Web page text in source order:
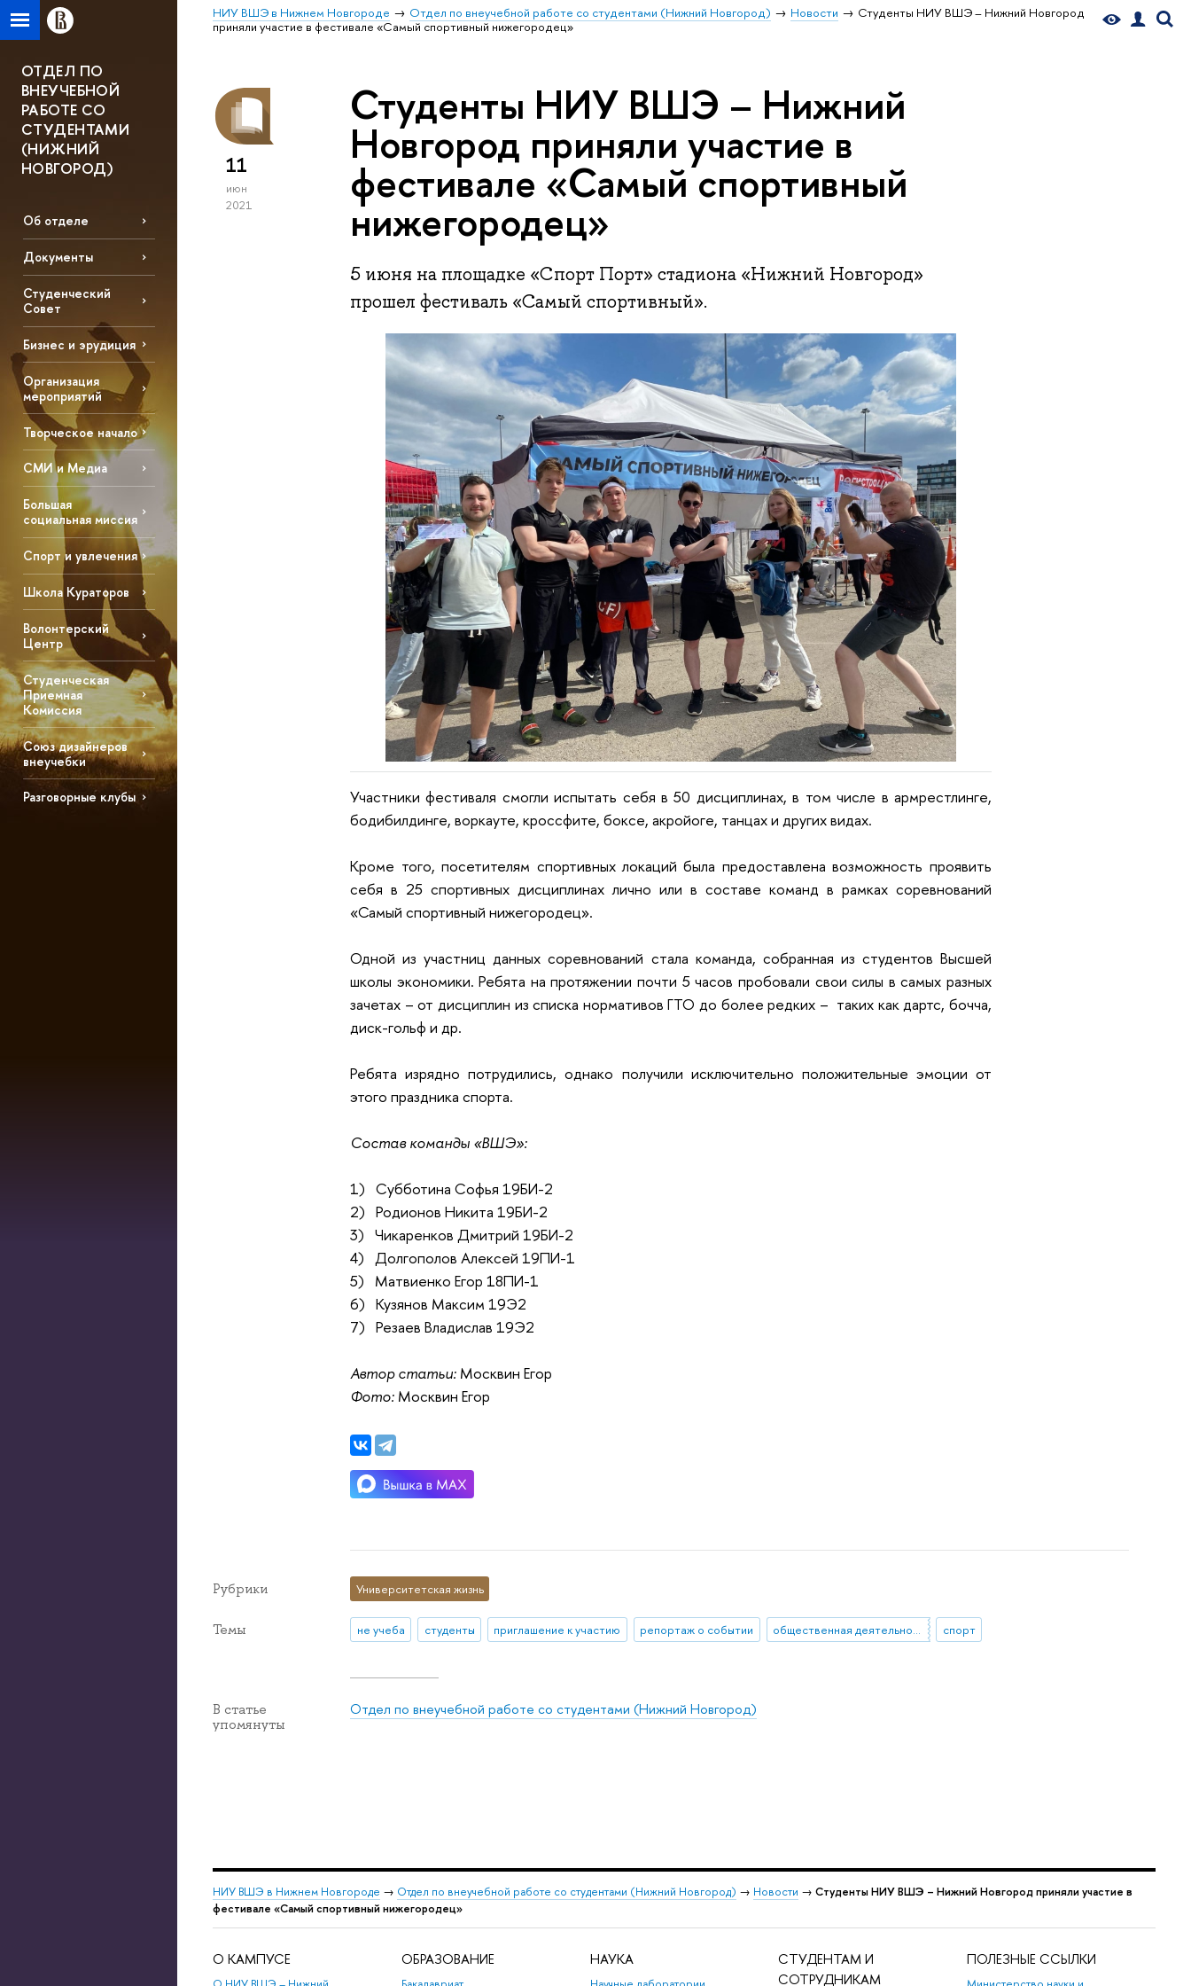
НИУ ВШЭ в Нижнем Новгороде Отдел по внеучебной работе со студентами (Нижний Новгород) Новости
Студенты НИУ ВШЭ – Нижний Новгород
приняли участие в фестивале «Самый спортивный нижегородец»
ОТДЕЛ ПО
ВНЕУЧЕБНОЙ
РАБОТЕ СО
СТУДЕНТАМИ
(НИЖНИЙ
НОВГОРОД)
Об отделе
Документы
Студенческий
Совет
Бизнес и эрудиция
Организация
мероприятий
Творческое начало
СМИ и Медиа
Большая
социальная миссия
Спорт и увлечения
Школа Кураторов
Волонтерский
Центр
Студенческая
Приемная
Комиссия
Союз дизайнеров
внеучебки
Разговорные клубы
11
июн
2021
Студенты НИУ ВШЭ – Нижний
Новгород приняли участие в
фестивале «Самый спортивный
нижегородец»
5 июня на площадке «Спорт Порт» стадиона «Нижний Новгород»
прошел фестиваль «Самый спортивный».
Участники фестиваля смогли испытать себя в 50 дисциплинах, в том числе в армрестлинге,
бодибилдинге, воркауте, кроссфите, боксе, акройоге, танцах и других видах.
Кроме того, посетителям спортивных локаций была предоставлена возможность проявить
себя в 25 спортивных дисциплинах лично или в составе команд в рамках соревнований
«Самый спортивный нижегородец».
Одной из участниц данных соревнований стала команда, собранная из студентов Высшей
школы экономики. Ребята на протяжении почти 5 часов пробовали свои силы в самых разных
зачетах – от дисциплин из списка нормативов ГТО до более редких – таких как дартс, бочча,
диск-гольф и др.
Ребята изрядно потрудились, однако получили исключительно положительные эмоции от
этого праздника спорта.
Состав команды «ВШЭ»:
1) Субботина Софья 19БИ-2
2) Родионов Никита 19БИ-2
3) Чикаренков Дмитрий 19БИ-2
4) Долгополов Алексей 19ПИ-1
5) Матвиенко Егор 18ПИ-1
6) Кузянов Максим 19Э2
7) Резаев Владислав 19Э2
Автор статьи: Москвин Егор
Фото: Москвин Егор
Рубрики Университетская жизнь
Темы не учеба студенты приглашение к участию репортаж о событии общественная деятельность спорт
В статье
упомянуты
Отдел по внеучебной работе со студентами (Нижний Новгород)
НИУ ВШЭ в Нижнем Новгороде → Отдел по внеучебной работе со студентами (Нижний Новгород) → Новости → Студенты НИУ ВШЭ – Нижний Новгород приняли участие в
фестивале «Самый спортивный нижегородец»
О КАМПУСЕ ОБРАЗОВАНИЕ НАУКА
СТУДЕНТАМ И
СОТРУДНИКАМ
ПОЛЕЗНЫЕ ССЫЛКИ